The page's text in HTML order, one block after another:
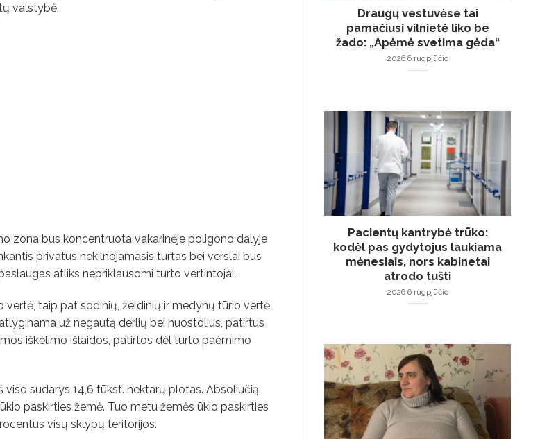
valstybė.
zona bus koncentruota vakarinėje poligono dalyje
privatus nekilnojamasis turtas bei verslai bus
atliks nepriklausomi turto vertintojai.
taip pat sodinių, želdinių ir medynų tūrio vertė,
už negautą derlių bei nuostolius, patirtus
iškėlimo išlaidos, patirtos dėl turto paėmimo
sudarys 14,6 tūkst. hektarų plotas. Absoliučią
paskirties žemė. Tuo metu žemės ūkio paskirties
visų sklypų teritorijos.
Draugų vestuvėse tai
pamačiusi vilnietė liko be
žado: „Apėmė svetima gėda“
2026 6 rugpjūčio
Pacientų kantrybė trūko:
kodėl pas gydytojus laukiama
mėnesiais, nors kabinetai
atrodo tušti
2026 6 rugpjūčio